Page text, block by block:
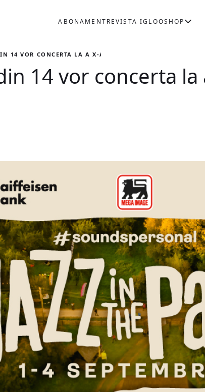
ABONAMENTREVISTA IGLOOSHOP
14 VOR CONCERTA LA A X-A EDIȚIE A JAZZ IN THE PARK
14 vor concerta la